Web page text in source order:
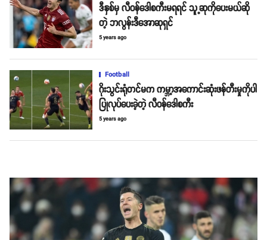
ဒီနှစ်မှ လီဝန်ဒေါစကီးမရရင် သူ့ဆုကိုပေးမယ်ဆို
တဲ့ ဘလွန်းဒီအောဆုရှင်
5 years ago
Football
ဂိုးသွင်းရုံတင်မက ကမ္ဘာ့အကောင်းဆုံးဖန်တီးမှုကိုပါ
ပြုလုပ်ပေးခဲ့တဲ့ လီဝန်ဒေါစကီး
5 years ago